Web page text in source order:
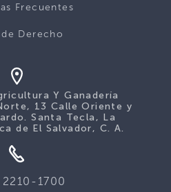
Frecuentes
Derecho
Y Ganadería
13 Calle Oriente y
Santa Tecla, La
de El Salvador, C. A.
1700